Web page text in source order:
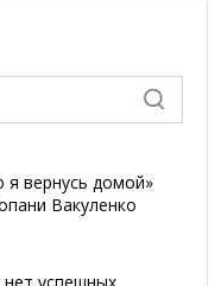
вернусь домой»
Вакуленко